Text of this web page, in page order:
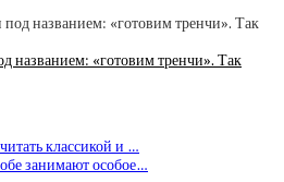
названием: «готовим тренчи». Так
классикой и …
занимают особое…